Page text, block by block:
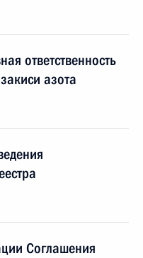
ответственность
азота
Соглашения